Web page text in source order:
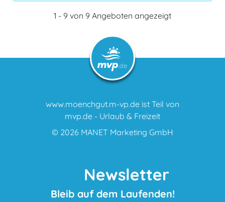
1 - 9 von 9 Angeboten angezeigt
www.moenchgut.m-vp.de ist Teil von
mvp.de - Urlaub & Freizeit
© 2026 MANET Marketing GmbH
Newsletter
Bleib auf dem Laufenden!